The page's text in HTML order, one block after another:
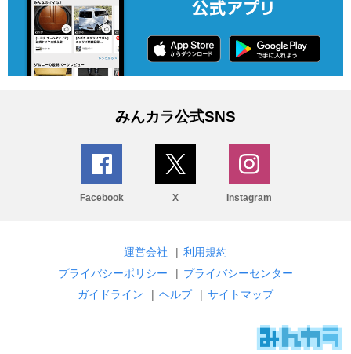
みんカラ公式SNS
Facebook X Instagram
運営会社 | 利用規約
プライバシーポリシー
| プライバシーセンター
ガイドライン
| ヘルプ | サイトマップ